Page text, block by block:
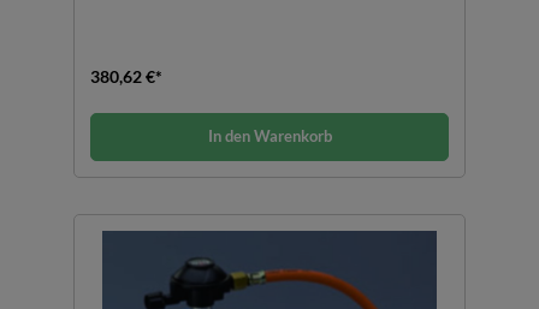
380,62 €*
In den Warenkorb